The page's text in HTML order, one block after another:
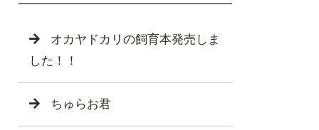
オカヤドカリの飼育本発売しま
した！！
ちゅらお君